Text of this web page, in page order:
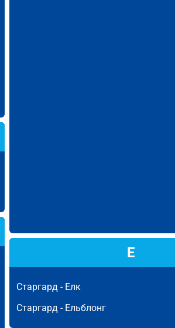
Е
Старгард - Елк
Старгард - Ельблонг